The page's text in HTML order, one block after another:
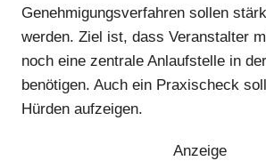
Genehmigungsverfahren sollen
werden. Ziel ist, dass Veranstalter
noch eine zentrale Anlaufstelle in
benötigen. Auch ein Praxischeck
Hürden aufzeigen.
Anzeige